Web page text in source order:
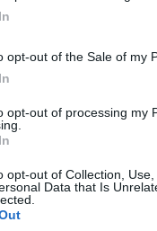
opt-out of the Sale of my
opt-out of processing my
opt-out of Collection,
Data that Is
las redes el